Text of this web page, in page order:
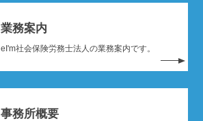
業務案内
eI'm社会保険労務士法人の業務案内です。
事務所概要